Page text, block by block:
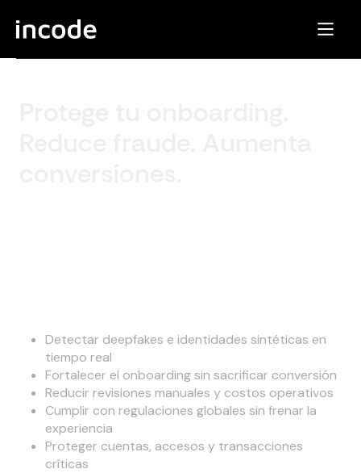
Detectar deepfakes e identidades sintéticas en
tiempo real
Fortalecer el onboarding sin sacrificar conversión
Reducir revisiones manuales y costos operativos
Cumplir con regulaciones globales sin frenar la
experiencia
Proteger cuentas, accesos y transacciones
críticas